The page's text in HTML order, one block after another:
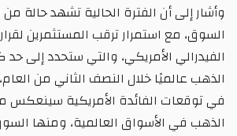
وأشار إلى أن الفترة الحالية تشهد حالة
السوق، مع استمرار ترقب المستثمرين
الفيدرالي الأمريكي، والتي ستحدد إلى حد
الذهب عالميًا خلال النصف الثاني من
في توقعات الفائدة الأمريكية سينعكس
الذهب في الأسواق العالمية، ومنها